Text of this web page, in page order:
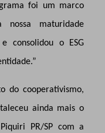
foi um marco
maturidade
consolidou o ESG
do cooperativismo,
ainda mais o
PR/SP com a